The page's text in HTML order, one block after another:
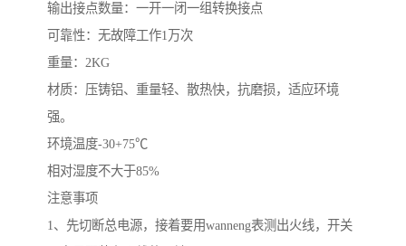
输出接点数量：一开一闭一组转换接点
可靠性：无故障工作1万次
重量：2KG
材质：压铸铝、重量轻、散热快，抗磨损，适应环境
强。
环境温度-30+75℃
相对湿度不大于85%
注意事项
1、先切断总电源，接着要用wanneng表测出火线，开关